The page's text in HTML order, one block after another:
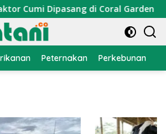
Dipasang di Coral Garden Pulau
Peternakan Perkebunan